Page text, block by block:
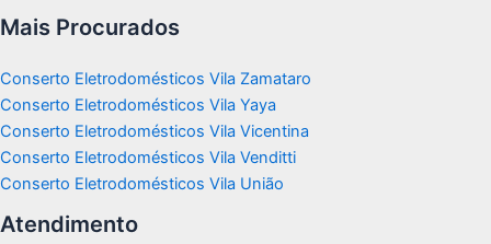
Mais Procurados
Conserto Eletrodomésticos Vila Zamataro
Conserto Eletrodomésticos Vila Yaya
Conserto Eletrodomésticos Vila Vicentina
Conserto Eletrodomésticos Vila Venditti
Conserto Eletrodomésticos Vila União
Atendimento